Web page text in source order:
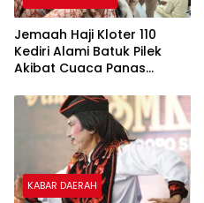
Jemaah Haji Kloter 110
Kediri Alami Batuk Pilek
Akibat Cuaca Panas
KABAR DAERAH